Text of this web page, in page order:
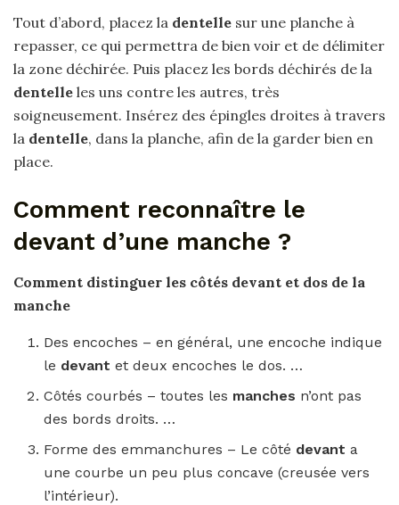
Tout d’abord, placez la dentelle sur une planche à
repasser, ce qui permettra de bien voir et de délimiter
la zone déchirée. Puis placez les bords déchirés de la
dentelle les uns contre les autres, très
soigneusement. Insérez des épingles droites à travers
la dentelle, dans la planche, afin de la garder bien en
place.
Comment reconnaître le
devant d’une manche ?
Comment distinguer les côtés devant et dos de la
manche
Des encoches – en général, une encoche indique
le devantet deux encoches le dos. …
Côtés courbés – toutes les manches n’ont pas
des bords droits. …
Forme des emmanchures – Le côté devanta
une courbe un peu plus concave (creusée vers
l’intérieur).